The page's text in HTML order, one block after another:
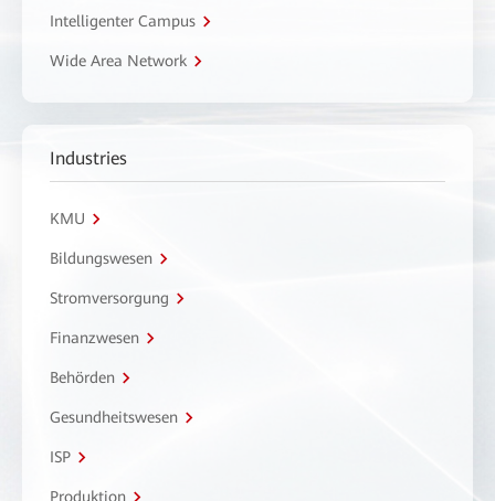
Intelligenter Campus
Wide Area Network
Industries
KMU
Bildungswesen
Stromversorgung
Finanzwesen
Behörden
Gesundheitswesen
ISP
Produktion